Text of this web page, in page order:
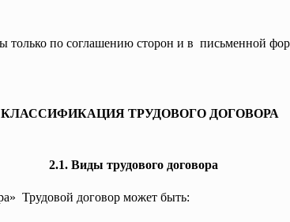
только по соглашению сторон и в письменной
КЛАССИФИКАЦИЯ ТРУДОВОГО ДОГОВОРА
2.1. Виды трудового договора
Трудовой договор может быть: